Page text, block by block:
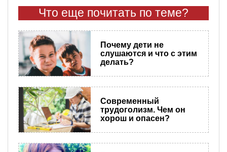
Что еще почитать по теме?
Почему дети не
слушаются и что с этим
делать?
Современный
трудоголизм. Чем он
хорош и опасен?